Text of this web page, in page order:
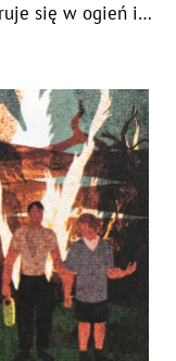
się w ogień i…